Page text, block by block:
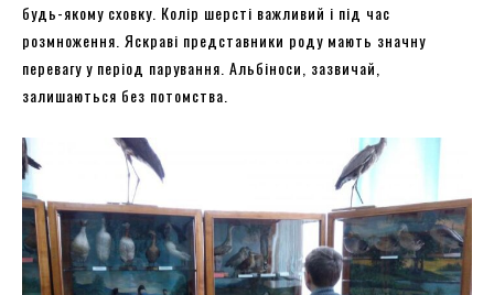
будь-якому сховку. Колір шерсті важливий і під час
розмноження. Яскраві представники роду мають значну
перевагу у період парування. Альбіноси, зазвичай,
залишаються без потомства.